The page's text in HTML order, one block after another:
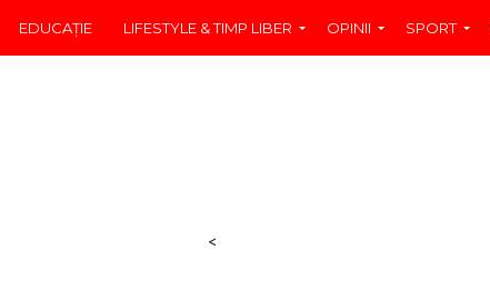
EDUCAŢIE LIFESTYLE & TIMP LIBER OPINII SPORT
<